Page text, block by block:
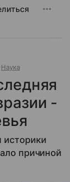
Наука
-
историки
причиной